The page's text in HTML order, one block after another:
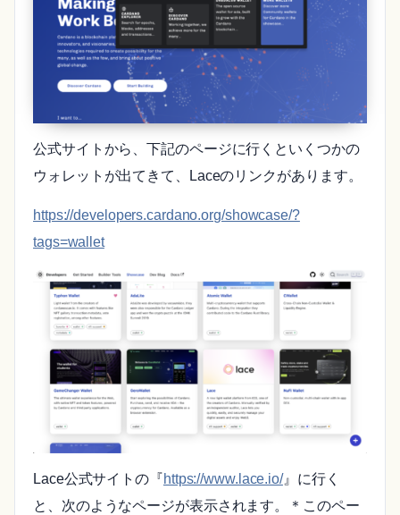
公式サイトから、下記のページに行くといくつかの
ウォレットが出てきて、Laceのリンクがあります。
https://developers.cardano.org/showcase/?
tags=wallet
Lace公式サイトの『https://www.lace.io/』に行く
と、次のようなページが表示されます。＊このペー